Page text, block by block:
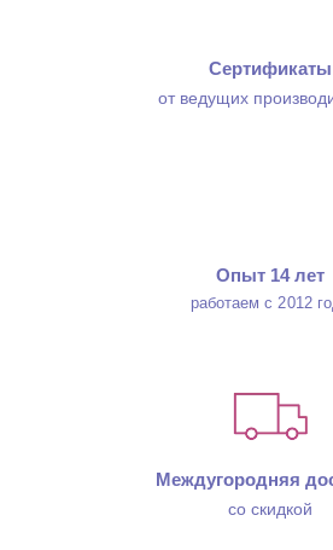
Сертификаты
от ведущих
Опыт 14 лет
работаем с 2012
Междугородняя
со скидкой